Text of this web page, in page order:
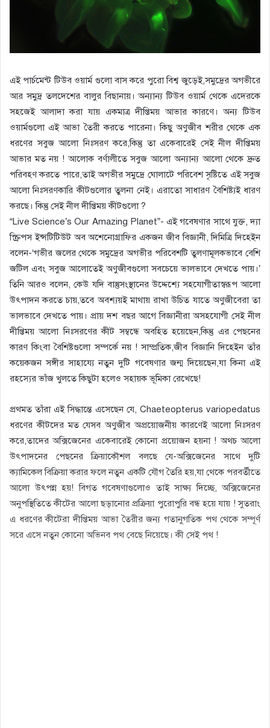
এই পার্চমেন্ট টিউব ওয়ার্ম গুলো বাস করে পুরো বিশ্ব জুড়েই,সমুদ্রের অগভীরে
আর সমুদ্র তলদেশের বালুর বিছানায়। অন্যান্য টিউব ওয়ার্ম থেকে এদেরকে
সহজেই আলাদা করা যায় একমাত্র দীপ্তিময় আভার কারণে। অন্য টিউব
ওয়ার্মগুলো এই আভা তৈরী করতে পারেনা। কিছু অণুজীব শরীর থেকে এক
ধরণের সবুজ আলো নিঃসরণ করে,কিন্তু তা একেবারেই সেই নীল দীপ্তিময়
আভার মত নয় ! আলোক বর্ণালীতে সবুজ আলো অন্যান্য আলো থেকে দ্রুত
পরিবহণ করতে পারে,তাই অগভীর সমুদ্রে ঘোলাটে পরিবেশ সৃষ্টিতে এই সবুজ
আলো নিঃসরণকারি কীটগুলোর তুলনা নেই। এরাতো সাধারণ বৈশিষ্ট্যই ধারণ
করছে। কিন্তু সেই নীল দীপ্তিময় কীটগুলো ?
“Live Science’s Our Amazing Planet”- এই গবেষণার সাথে যুক্ত, দ্যা
স্ক্রিপস ইন্সটিটিউট অব অশেনোগ্রাফির একজন জীব বিজ্ঞানী, দিমিত্রি দিহেইন
বলেন-‘গভীর জলের থেকে সমুদ্রের অগভীর পরিবেশটি তুলণামূলকভাবে বেশি
জটিল এবং সবুজ আলোতেই অণুজীবগুলো সবচেয়ে ভালভাবে দেখতে পায়।’
তিনি আরও বলেন, কেউ যদি বাস্তুসংস্থানের উদ্দেশ্যে সহযোগীতাস্বরূপ আলো
উৎপাদন করতে চায়,তবে অবশ্যয়ই মাথায় রাখা উচিত যাতে অণুজীবেরা তা
ভালভাবে দেখতে পায়। প্রায় দশ বছর আগে বিজ্ঞানীরা অসহযোগী সেই নীল
দীপ্তিময় আলো নিঃসরণের কীট সম্বন্ধে অবহিত হয়েছেন,কিন্তু এর পেছনের
কারণ কিংবা বৈশিষ্টগুলো সম্পর্কে নয় ! সাম্প্রতিক,জীব বিজ্ঞানি দিহেইন তাঁর
কয়েকজন সঙ্গীর সাহায্যে নতুন দুটি গবেষণার জন্ম দিয়েছেন,যা কিনা এই
রহস্যের ভাঁজ খুলতে কিছুটা হলেও সহায়ক ভূমিকা রেখেছে!
প্রথমত তাঁরা এই সিদ্ধান্তে এসেছেন যে, Chaeteopterus variopedatus
ধরণের কীটদের মত যেসব অণুজীব অপ্রয়োজনীয় কারণেই আলো নিঃসরণ
করে,তাদের অক্সিজেনের একেবারেই কোনো প্রয়োজন হয়না ! অথচ আলো
উৎপাদনের পেছনের ক্রিয়াকৌশল বলছে যে-অক্সিজেনের সাথে দুটি
ক্যামিকেল বিক্রিয়া করার ফলে নতুন একটি যৌগ তৈরি হয়,যা থেকে পরবর্তীতে
আলো উৎপন্ন হয়! বিগত গবেষণাগুলোও তাই সাক্ষ্য দিচ্ছে, অক্সিজেনের
অনুপস্থিতিতে কীটের আলো ছড়ানোর প্রক্রিয়া পুরোপুরি বন্ধ হয়ে যায় ! সুতরাং
এ ধরণের কীটেরা দীপ্তিময় আভা তৈরীর জন্য গতানুগতিক পথ থেকে সম্পূর্ণ
সরে এসে নতুন কোনো অভিনব পথ বেছে নিয়েছে। কী সেই পথ !